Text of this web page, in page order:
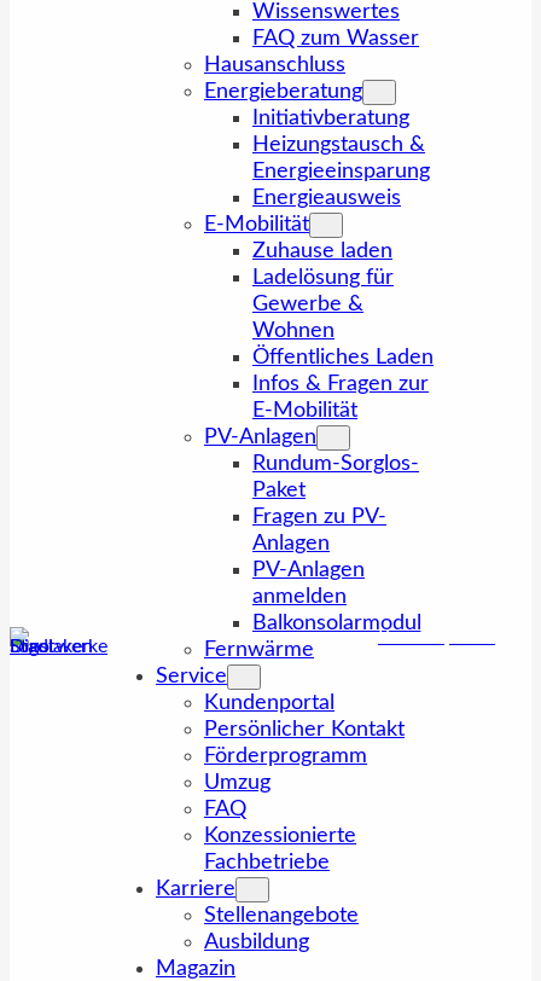
Wissenswertes
FAQ zum Wasser
Hausanschluss
Energieberatung
Initiativberatung
Heizungstausch &
Energieeinsparung
Energieausweis
E-Mobilität
Zuhause laden
Ladelösung für
Gewerbe &
Wohnen
Öffentliches Laden
Infos & Fragen zur
E-Mobilität
PV-Anlagen
Rundum-Sorglos-
Paket
Fragen zu PV-
Anlagen
PV-Anlagen
anmelden
Balkonsolarmodul
Fernwärme
Service
Kundenportal
Persönlicher Kontakt
Förderprogramm
Umzug
FAQ
Konzessionierte
Fachbetriebe
Karriere
Stellenangebote
Ausbildung
Magazin
Kundenportal